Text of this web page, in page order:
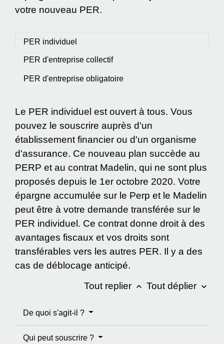
votre nouveau PER.
PER individuel
PER d'entreprise collectif
PER d'entreprise obligatoire
Le PER individuel est ouvert à tous. Vous
pouvez le souscrire auprès d'un
établissement financier ou d'un organisme
d'assurance. Ce nouveau plan succède au
PERP et au contrat Madelin, qui ne sont plus
proposés depuis le 1er octobre 2020. Votre
épargne accumulée sur le Perp et le Madelin
peut être à votre demande transférée sur le
PER individuel. Ce contrat donne droit à des
avantages fiscaux et vos droits sont
transférables vers les autres PER. Il y a des
cas de déblocage anticipé.
Tout replier keyboard_arrow_up Tout déplier keyboard_arrow_down
De quoi s'agit-il ?
Qui peut souscrire ?